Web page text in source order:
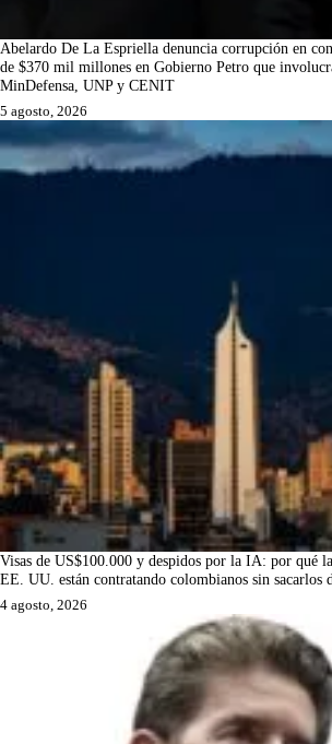
Abelardo De La Espriella denuncia corrupción en
de $370 mil millones en Gobierno Petro que
MinDefensa, UNP y CENIT
5 agosto, 2026
Visas de US$100.000 y despidos por la IA: por qué
EE. UU. están contratando colombianos sin sacarlos
4 agosto, 2026